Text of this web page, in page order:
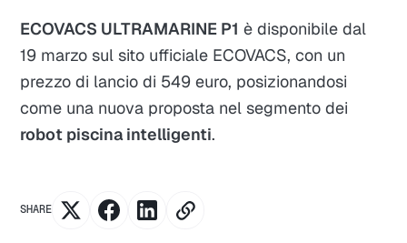
ECOVACS ULTRAMARINE P1 è disponibile dal
19 marzo sul sito ufficiale ECOVACS, con un
prezzo di lancio di 549 euro, posizionandosi
come una nuova proposta nel segmento dei
robot piscina intelligenti.
SHARE